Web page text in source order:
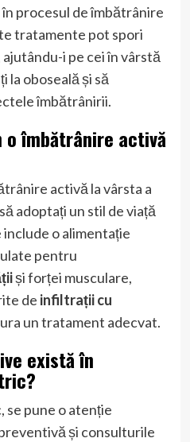
procesul de îmbătrânire
tratamente pot spori
i pe cei în vârstă
la oboseală și să
îmbătrânirii.
o îmbătrânire activă
activă la vârsta a
adoptați un stil de viață
o alimentație
pentru
și forței musculare,
de infiltrații cu
un tratament adecvat.
există în
pune o atenție
și consulturile